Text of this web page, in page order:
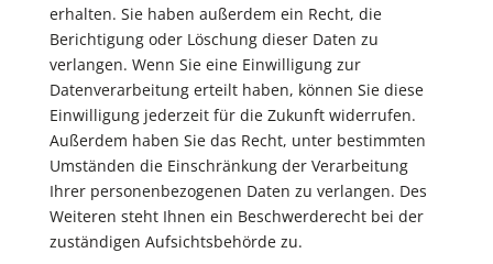
erhalten. Sie haben außerdem ein Recht, die
Berichtigung oder Löschung dieser Daten zu
verlangen. Wenn Sie eine Einwilligung zur
Datenverarbeitung erteilt haben, können Sie diese
Einwilligung jederzeit für die Zukunft widerrufen.
Außerdem haben Sie das Recht, unter bestimmten
Umständen die Einschränkung der Verarbeitung
Ihrer personenbezogenen Daten zu verlangen. Des
Weiteren steht Ihnen ein Beschwerderecht bei der
zuständigen Aufsichtsbehörde zu.